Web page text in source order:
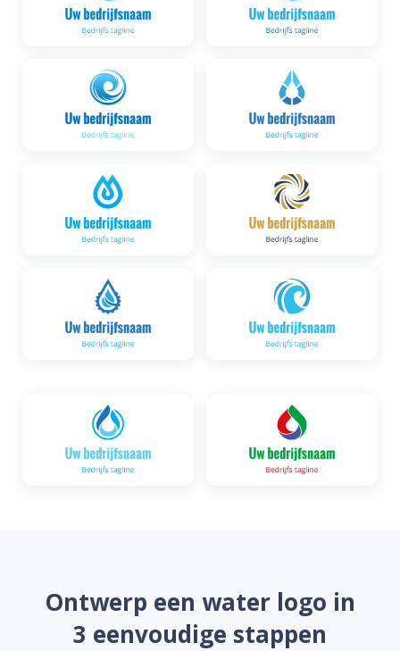
Ontwerp een water logo in
3 eenvoudige stappen